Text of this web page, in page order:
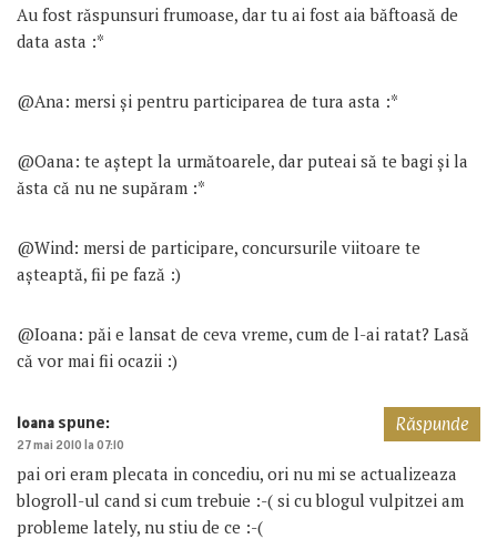
Au fost răspunsuri frumoase, dar tu ai fost aia băftoasă de
data asta :*
@Ana: mersi și pentru participarea de tura asta :*
@Oana: te aștept la următoarele, dar puteai să te bagi și la
ăsta că nu ne supăram :*
@Wind: mersi de participare, concursurile viitoare te
așteaptă, fii pe fază :)
@Ioana: păi e lansat de ceva vreme, cum de l-ai ratat? Lasă
că vor mai fii ocazii :)
Ioana spune:
27 mai 2010 la 07:10
pai ori eram plecata in concediu, ori nu mi se actualizeaza
blogroll-ul cand si cum trebuie :-( si cu blogul vulpitzei am
probleme lately, nu stiu de ce :-(
Răspunde